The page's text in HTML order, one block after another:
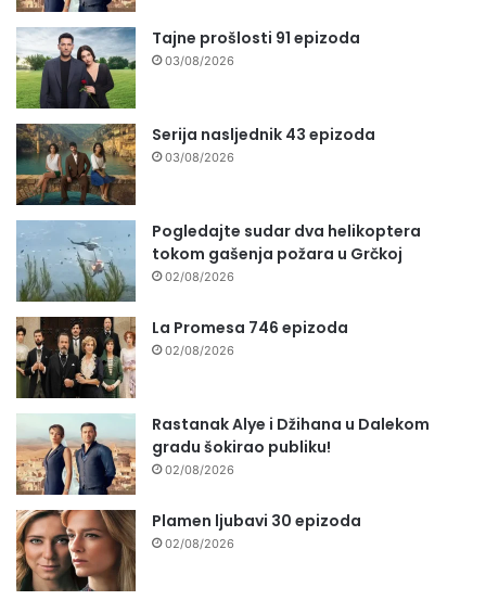
Tajne prošlosti 91 epizoda
03/08/2026
Serija nasljednik 43 epizoda
03/08/2026
Pogledajte sudar dva helikoptera
tokom gašenja požara u Grčkoj
02/08/2026
La Promesa 746 epizoda
02/08/2026
Rastanak Alye i Džihana u Dalekom
gradu šokirao publiku!
02/08/2026
Plamen ljubavi 30 epizoda
02/08/2026